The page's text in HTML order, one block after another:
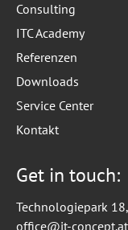
Consulting
ITC Academy
Referenzen
Downloads
Service Center
Kontakt
Get in touch:
Technologiepark
office@it-concept.at